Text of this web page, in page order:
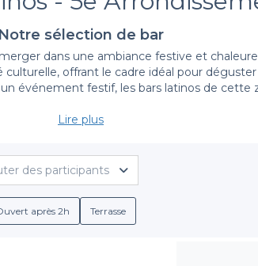
Notre sélection de bar
dans une ambiance festive et
offrant le cadre idéal pour
événement festif, les bars latinos de
été aussi simple. Notre plateforme vous
en vous offrant des informations
parmi une variété de menus adaptés à
des snacks aux saveurs du monde hispanique.
Lire plus
des participants
après 2h Terrasse